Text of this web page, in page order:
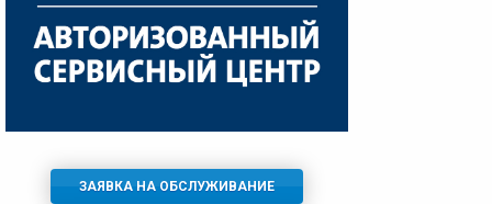
ЗАЯВКА НА ОБСЛУЖИВАНИЕ